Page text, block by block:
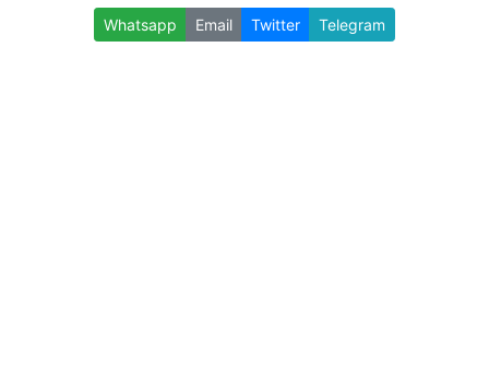
Whatsapp Email Twitter Telegram